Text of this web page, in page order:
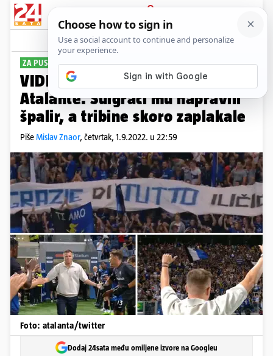
PRIJAVA
Sport Komentari
ZA PUSTITI SUZU
VIDEO Dirljiv oproštaj Iličića od
Atalante. Suigrači mu napravili
špalir, a tribine skoro zaplakale
PišeMislav Znaor, četvrtak, 1.9.2022. u 22:59
Foto: atalanta/twitter
Dodaj 24sata među omiljene izvore na Googleu